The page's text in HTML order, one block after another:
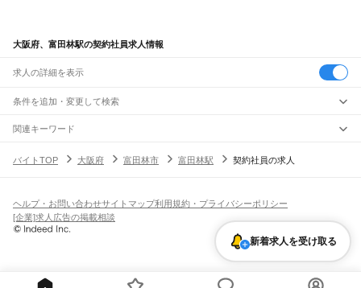
大阪府、富田林駅の契約社員求人情報
求人の詳細を表示
条件を追加・変更して検索
市区町村を追加・変更
大阪府すべて
生野区旭区城東区阿倍野区 住吉区東住吉区西成区淀川区 鶴見区
平野区北区中央区
八尾市
富田林市寝屋川市 松原市 箕面市
駅を追加・変更
島本駅 高槻駅摂津富田駅 JR総持寺駅茨木駅 千里丘駅 岸辺駅吹田駅
新大阪駅大阪駅
JR神戸線(大阪～神戸)
河内堅上駅
柏原駅志紀駅 久宝寺駅加美駅 東部市場前駅
飲食・フードサービス
飲食・フードサービス
ホールスタッフ
皿洗い・洗い場精肉・鮮魚加工
バー（BAR）・バーテンダー
飲食店（店長・マネージャー）
営業・販売
特徴を追加・変更
人気
髪型・髪色自由ひげOKネイルOK
留学生・外国人活躍中
短期 単発・1日OK 期間限定（春夏冬休み等）
契約社員
関連キーワード
バイトTOP
大阪府 富田林市 富田林駅 契約社員の求人
新着求人を受け取る
ヘルプ・お問い合わせサイトマップ利用規約・プライバシーポリシー
[企業]求人広告の掲載相談